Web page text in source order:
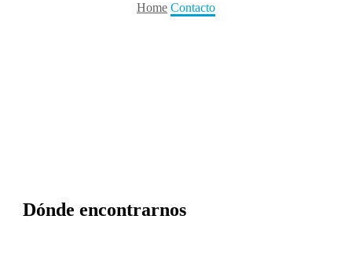
Home Contacto
Dónde encontrarnos